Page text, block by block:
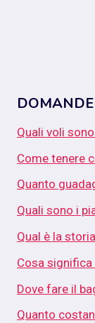
Quali voli
Come tenere
Quanto
Quali sono i
Qual è la
Cosa significa
Dove fare il
Quanto